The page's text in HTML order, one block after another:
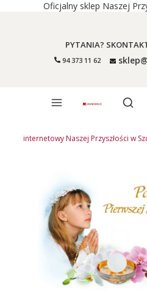
Oficjalny sklep Naszej
PYTANIA?
94 373 11 62
internetowy Naszej Przyszłości w